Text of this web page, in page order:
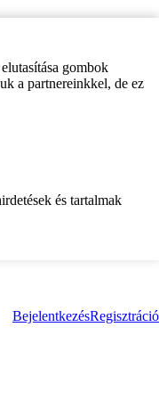
gombok
a partnereinkkel, de ez
és tartalmak
BejelentkezésRegisztráció